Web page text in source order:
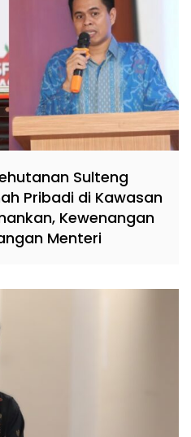
Sulteng
Pribadi di Kawasan
Kewenangan
Menteri